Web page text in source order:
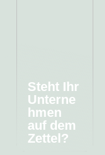
Steht Ihr
Unterne
hmen
auf dem
Zettel?